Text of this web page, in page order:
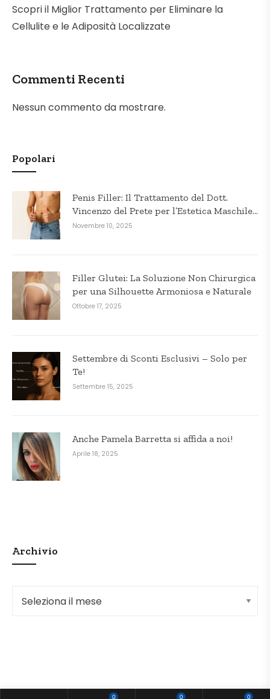
Scopri il Miglior Trattamento per Eliminare la
Cellulite e le Adiposità Localizzate
Commenti Recenti
Nessun commento da mostrare.
Popolari
Penis Filler: Il Trattamento del Dott.
Vincenzo del Prete per l’Estetica Maschile
in Puglia
Novembre 10, 2025
Filler Glutei: La Soluzione Non Chirurgica
per una Silhouette Armoniosa e Naturale
Ottobre 17, 2025
Settembre di Sconti Esclusivi – Solo per
Te!
Settembre 15, 2025
Anche Pamela Barretta si affida a noi!
Aprile 18, 2025
Archivio
0 0 0